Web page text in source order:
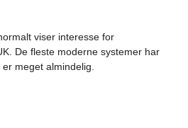
viser interesse for
De fleste moderne systemer har
meget almindelig.